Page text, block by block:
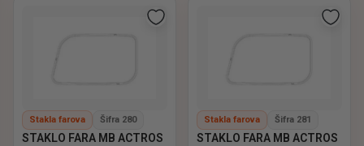
Stakla farova Šifra 280
STAKLO FARA MB ACTROS
Stakla farova Šifra 281
STAKLO FARA MB ACTROS